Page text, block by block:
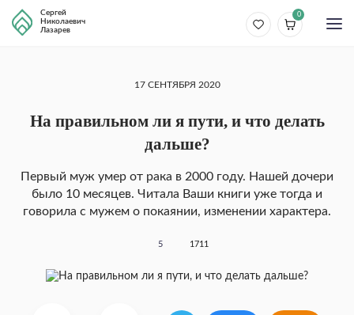
Сергей
Николаевич
Лазарев
0
17 СЕНТЯБРЯ 2020
На правильном ли я пути, и что делать
дальше?
Первый муж умер от рака в 2000 году. Нашей дочери
было 10 месяцев. Читала Ваши книги уже тогда и
говорила с мужем о покаянии, изменении характера.
5 1711